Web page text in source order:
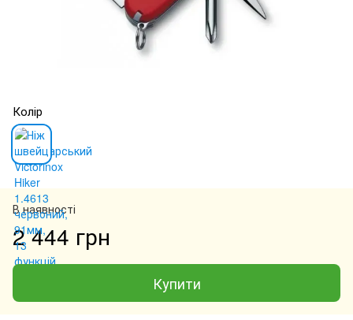
Колір
В наявності
2 444 грн
Купити